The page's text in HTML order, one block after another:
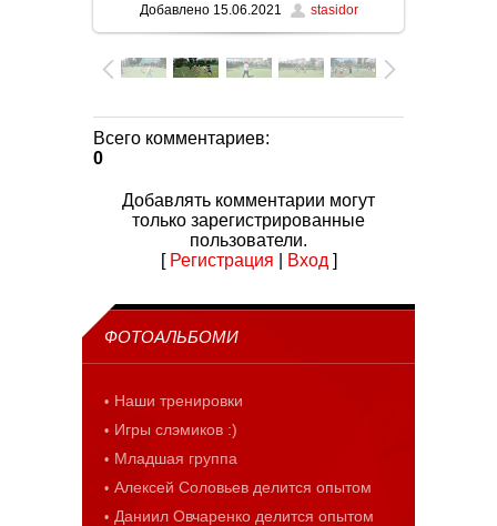
Добавлено15.06.2021 stasidor
Всего комментариев:
0
Добавлять комментарии могут
только зарегистрированные
пользователи.
[ Регистрация Вход ]
ФОТОАЛЬБОМИ
Наши тренировки
Игры слэмиков :)
Младшая группа
Алексей Соловьев делится опытом
Даниил Овчаренко делится опытом